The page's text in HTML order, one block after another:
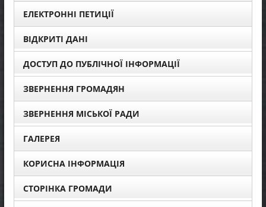
ЕЛЕКТРОННІ ПЕТИЦІЇ
ВІДКРИТІ ДАНІ
ДОСТУП ДО ПУБЛІЧНОЇ ІНФОРМАЦІЇ
ЗВЕРНЕННЯ ГРОМАДЯН
ЗВЕРНЕННЯ МІСЬКОЇ РАДИ
ГАЛЕРЕЯ
КОРИСНА ІНФОРМАЦІЯ
СТОРІНКА ГРОМАДИ